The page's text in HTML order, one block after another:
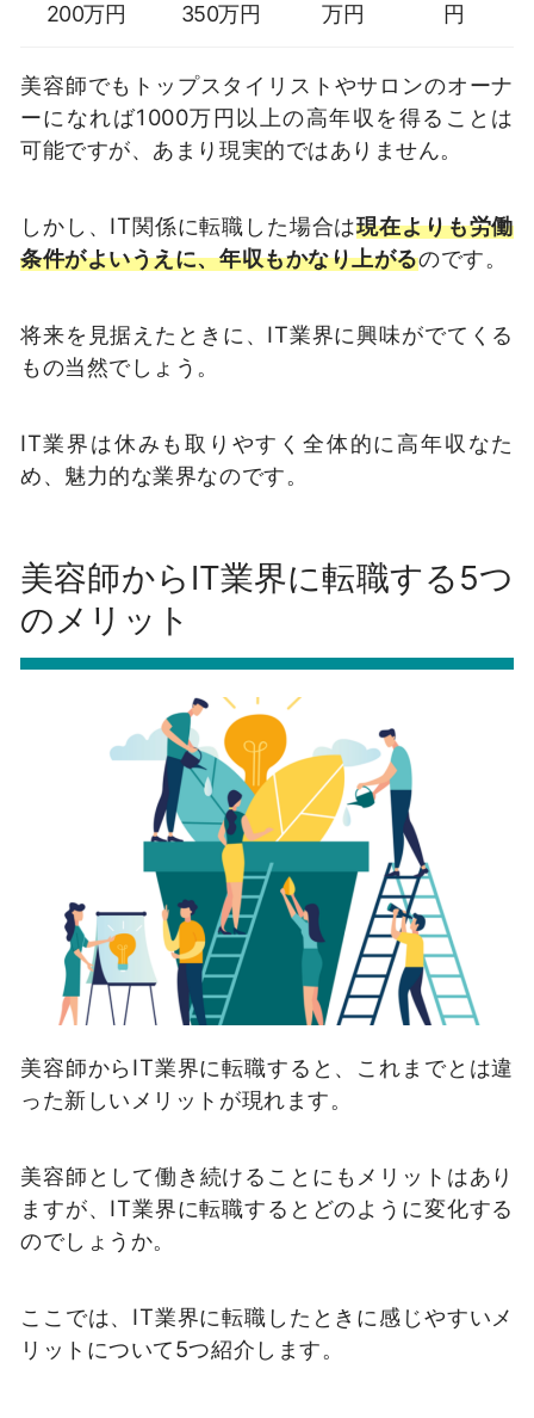
200万円
350万円
万円
円
美容師でもトップスタイリストやサロンのオーナ
ーになれば1000万円以上の高年収を得ることは
可能ですが、あまり現実的ではありません。
しかし、IT関係に転職した場合は現在よりも労働
条件がよいうえに、年収もかなり上がるのです。
将来を見据えたときに、IT業界に興味がでてくる
もの当然でしょう。
IT業界は休みも取りやすく全体的に高年収なた
め、魅力的な業界なのです。
美容師からIT業界に転職する5つ
のメリット
美容師からIT業界に転職すると、これまでとは違
った新しいメリットが現れます。
美容師として働き続けることにもメリットはあり
ますが、IT業界に転職するとどのように変化する
のでしょうか。
ここでは、IT業界に転職したときに感じやすいメ
リットについて5つ紹介します。